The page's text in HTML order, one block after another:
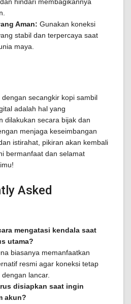
Aman: Gunakan koneksi
stabil dan terpercaya saat
maya.
secangkir kopi sambil
adalah hal yang
dilakukan secara bijak dan
menjaga keseimbangan
istirahat, pikiran akan kembali
bermanfaat dan selamat
Asked
mengatasi kendala saat
utama?
biasanya memanfaatkan
resmi agar koneksi tetap
lancar.
disiapkan saat ingin
akun?